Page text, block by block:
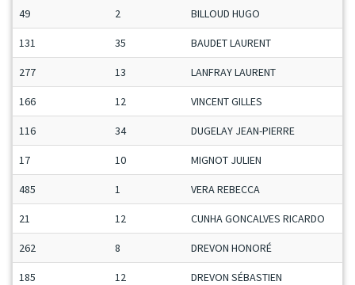
49 2 BILLOUD HUGO
131 35 BAUDET LAURENT
277 13 LANFRAY LAURENT
166 12 VINCENT GILLES
116 34 DUGELAY JEAN-PIERRE
17 10 MIGNOT JULIEN
485 1 VERA REBECCA
21 12 CUNHA GONCALVES RICARDO
262 8 DREVON HONORÉ
185 12 DREVON SÉBASTIEN